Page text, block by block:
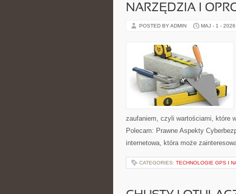
NARZĘDZIA I
POSTED BY ADMIN MAJ - 1 - 2026
zaufaniem, czyli wartościami, które
Polecam: Prawne Aspekty
internetowa, która może
CATEGORIES: TECHNOLOGIE GPS I